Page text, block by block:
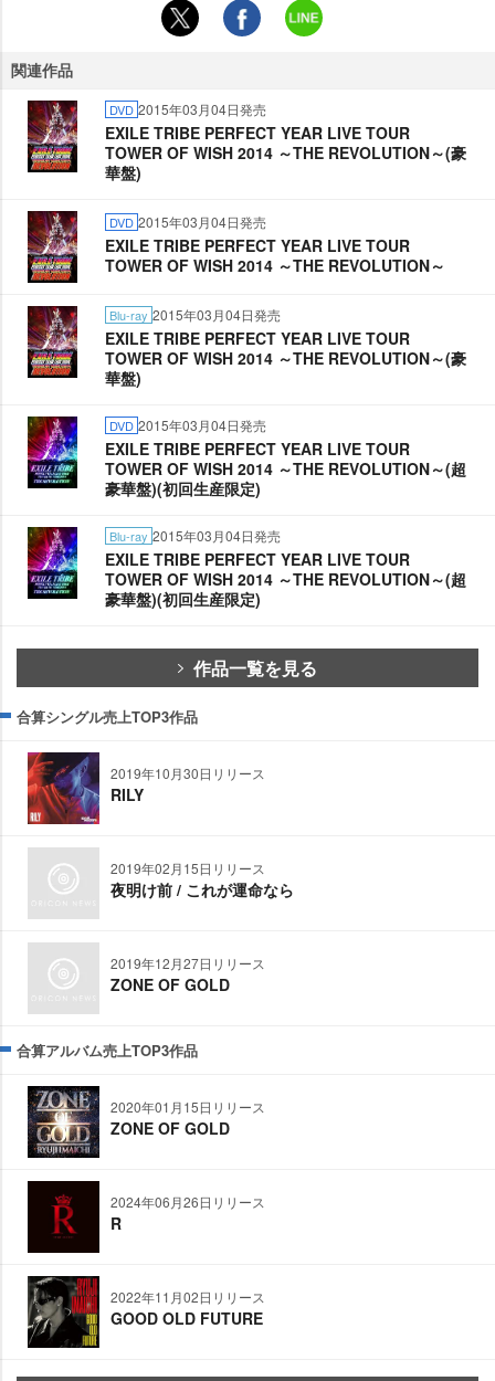
関連作品
DVD 2015年03月04日発売
EXILE TRIBE PERFECT YEAR LIVE TOUR
TOWER OF WISH 2014 ～THE REVOLUTION～(豪
華盤)
DVD 2015年03月04日発売
EXILE TRIBE PERFECT YEAR LIVE TOUR
TOWER OF WISH 2014 ～THE REVOLUTION～
Blu-ray 2015年03月04日発売
EXILE TRIBE PERFECT YEAR LIVE TOUR
TOWER OF WISH 2014 ～THE REVOLUTION～(豪
華盤)
DVD 2015年03月04日発売
EXILE TRIBE PERFECT YEAR LIVE TOUR
TOWER OF WISH 2014 ～THE REVOLUTION～(超
豪華盤)(初回生産限定)
Blu-ray 2015年03月04日発売
EXILE TRIBE PERFECT YEAR LIVE TOUR
TOWER OF WISH 2014 ～THE REVOLUTION～(超
豪華盤)(初回生産限定)
作品一覧を見る
合算シングル売上TOP3作品
2019年10月30日リリース
RILY
2019年02月15日リリース
夜明け前 / これが運命なら
2019年12月27日リリース
ZONE OF GOLD
合算アルバム売上TOP3作品
2020年01月15日リリース
ZONE OF GOLD
2024年06月26日リリース
R
2022年11月02日リリース
GOOD OLD FUTURE